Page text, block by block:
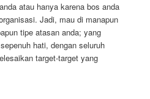
atau hanya karena bos anda
Jadi, mau di manapun
tipe atasan anda; yang
hati, dengan seluruh
target-target yang